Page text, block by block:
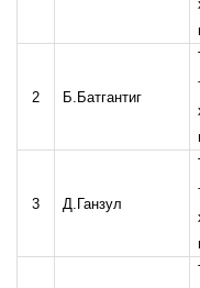
2 Б.Батгантиг
3 Д.Ганзул